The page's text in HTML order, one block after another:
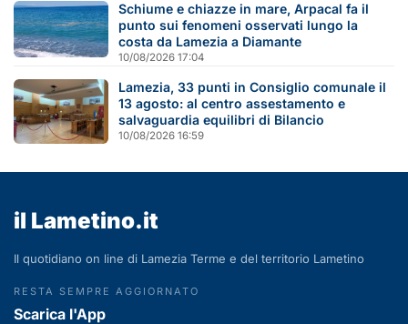
Schiume e chiazze in mare, Arpacal fa il
punto sui fenomeni osservati lungo la
costa da Lamezia a Diamante
10/08/2026 17:04
Lamezia, 33 punti in Consiglio comunale il
13 agosto: al centro assestamento e
salvaguardia equilibri di Bilancio
10/08/2026 16:59
il Lametino.it
Il quotidiano on line di Lamezia Terme e del territorio Lametino
RESTA SEMPRE AGGIORNATO
Scarica l'App